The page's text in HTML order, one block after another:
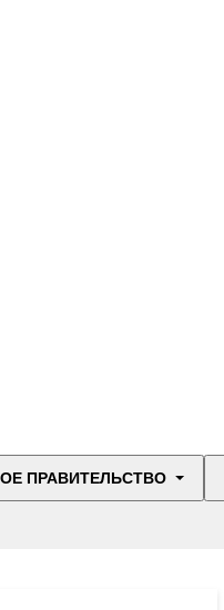
ПРАВИТЕЛЬСТВО